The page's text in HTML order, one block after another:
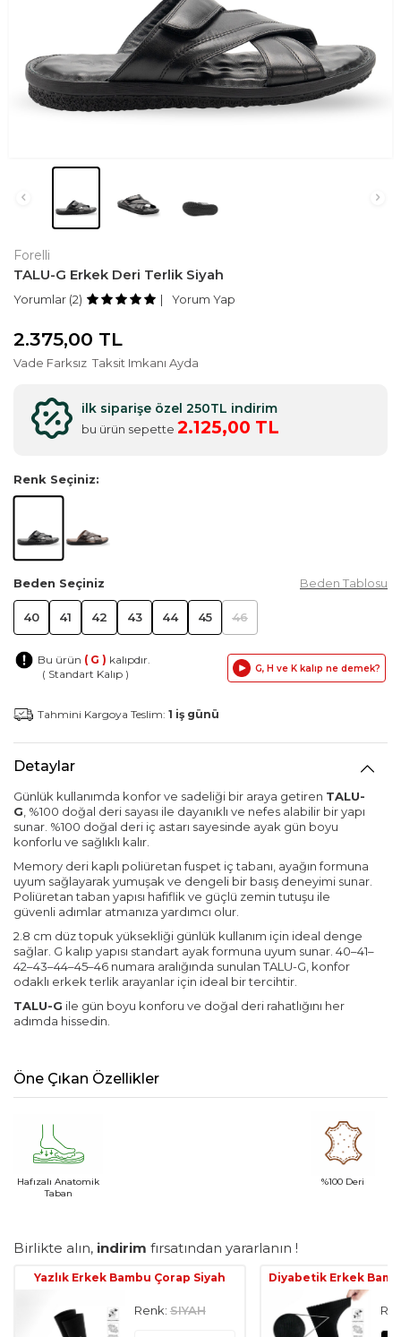
Forelli
TALU-G Erkek Deri Terlik Siyah
Yorumlar (2) Yorum Yap
2.375,00 TL
Vade Farksız Taksit Imkanı Ayda
ilk siparişe özel 250TL indirim
bu ürün sepette 2.125,00 TL
Renk Seçiniz:
Beden Seçiniz Beden Tablosu
40 41 42 43 44 45 46
Bu ürün ( G ) kalıpdır.
( Standart Kalıp )
G, H ve K kalıp ne demek?
Tahmini Kargoya Teslim: 1 iş günü
Detaylar
Günlük kullanımda konfor ve sadeliği bir araya getiren TALU-
G, %100 doğal deri sayası ile dayanıklı ve nefes alabilir bir yapı
sunar. %100 doğal deri iç astarı sayesinde ayak gün boyu
konforlu ve sağlıklı kalır.
Memory deri kaplı poliüretan fuspet iç tabanı, ayağın formuna
uyum sağlayarak yumuşak ve dengeli bir basış deneyimi sunar.
Poliüretan taban yapısı hafiflik ve güçlü zemin tutuşu ile
güvenli adımlar atmanıza yardımcı olur.
2.8 cm düz topuk yüksekliği günlük kullanım için ideal denge
sağlar. G kalıp yapısı standart ayak formuna uyum sunar. 40–41–
42–43–44–45–46 numara aralığında sunulan TALU-G, konfor
odaklı erkek terlik arayanlar için ideal bir tercihtir.
TALU-G ile gün boyu konforu ve doğal deri rahatlığını her
adımda hissedin.
Öne Çıkan Özellikler
Hafızalı Anatomik
Taban
%100 Deri
Birlikte alın, indirim fırsatından yararlanın !
Yazlık Erkek Bambu Çorap Siyah
Renk: SIYAH
Diyabetik Erkek